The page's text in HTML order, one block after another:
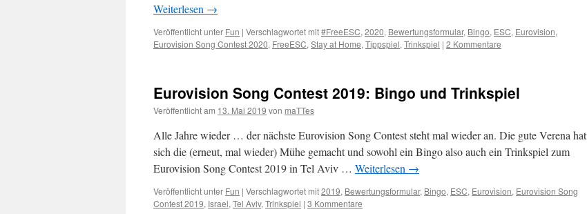
Weiterlesen →
Veröffentlicht unter Fun | Verschlagwortet mit#FreeESC, 2020, Bewertungsformular, Bingo, ESC, Eurovision,
Eurovision Song Contest 2020, FreeESC, Stay at Home, Tippspiel, Trinkspiel | 2 Kommentare
Eurovision Song Contest 2019: Bingo und Trinkspiel
Veröffentlicht am 13. Mai 2019 von maTTes
Alle Jahre wieder … der nächste Eurovision Song Contest steht mal wieder an. Die gute Verena hat
sich die (erneut, mal wieder) Mühe gemacht und sowohl ein Bingo also auch ein Trinkspiel zum
Eurovision Song Contest 2019 in Tel Aviv … Weiterlesen →
Veröffentlicht unter Fun | Verschlagwortet mit2019, Bewertungsformular, Bingo, ESC, Eurovision, Eurovision Song
Contest 2019, Israel, Tel Aviv, Trinkspiel | 3 Kommentare